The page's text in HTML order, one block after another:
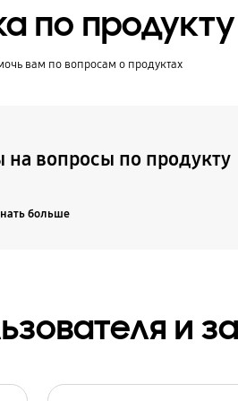
по продукту
вам по вопросам о продуктах
вопросы по продукту
больше
и